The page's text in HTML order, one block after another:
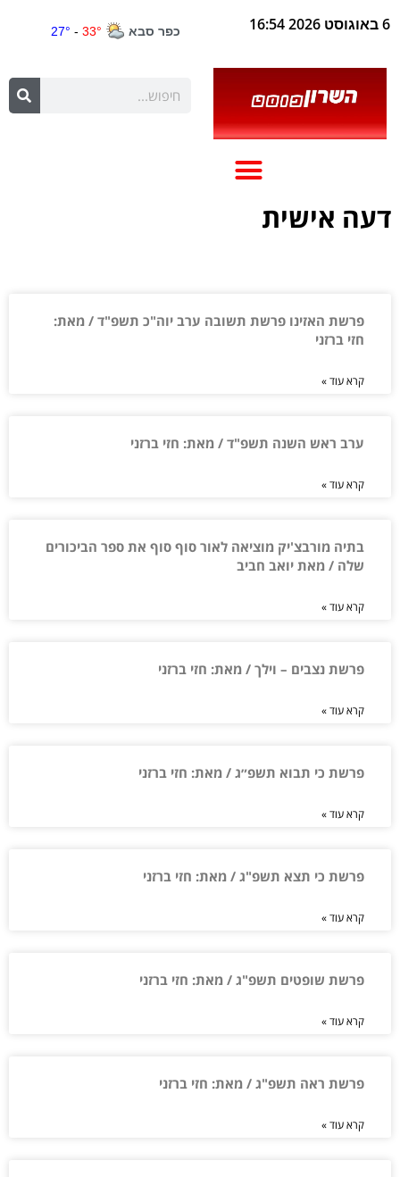
6 באוגוסט 2026 16:54
דעה אישית
פרשת האזינו פרשת תשובה ערב יוה"כ תשפ"ד / מאת:
חזי ברזני
קרא עוד »
ערב ראש השנה תשפ"ד / מאת: חזי ברזני
קרא עוד »
בתיה מורבצ'יק מוציאה לאור סוף סוף את ספר הביכורים
שלה / מאת יואב חביב
קרא עוד »
פרשת נצבים – וילך / מאת: חזי ברזני
קרא עוד »
פרשת כי תבוא תשפ״ג / מאת: חזי ברזני
קרא עוד »
פרשת כי תצא תשפ"ג / מאת: חזי ברזני
קרא עוד »
פרשת שופטים תשפ"ג / מאת: חזי ברזני
קרא עוד »
פרשת ראה תשפ"ג / מאת: חזי ברזני
קרא עוד »